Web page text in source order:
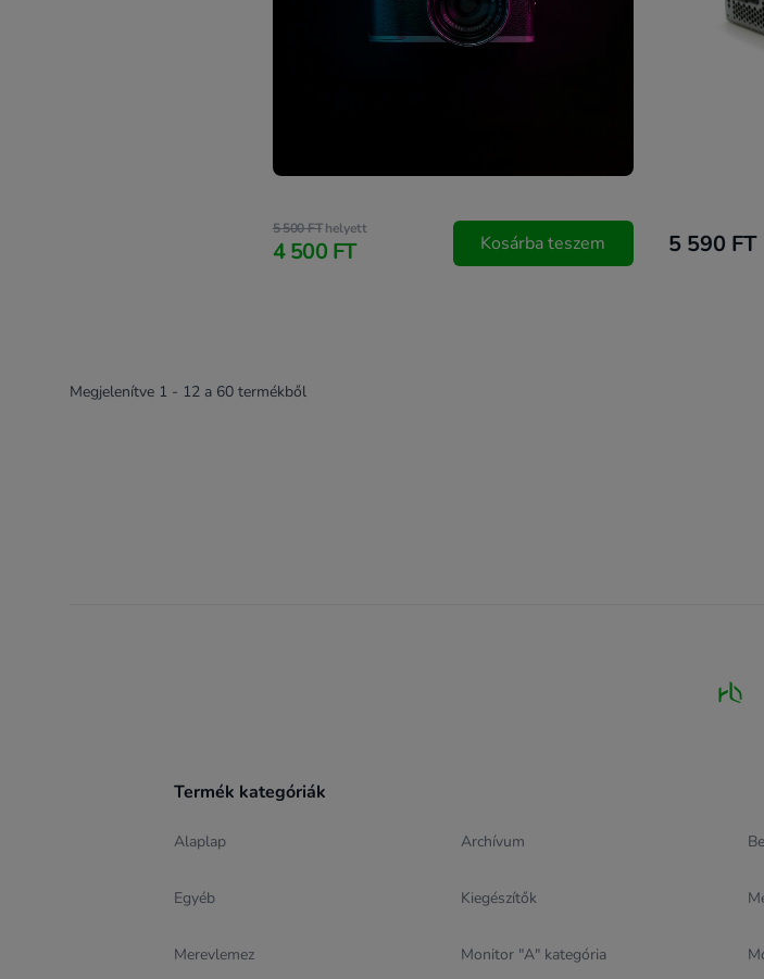
5 500 FThelyett
4 500 FT Kosárba teszem 5 590 FT
Megjelenítve 1 - 12 a 60 termékből
Termék kategóriák
Alaplap Archívum
Egyéb Kiegészítők
Merevlemez Monitor "A" kategória